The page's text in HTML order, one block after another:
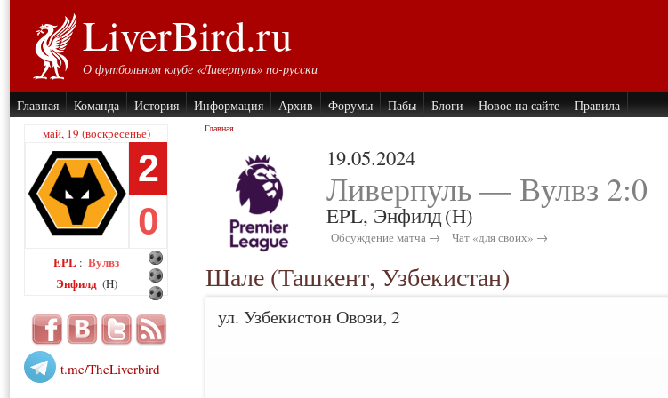
LiverBird.ru
О футбольном клубе «Ливерпуль» по-русски
Главная Команда История Информация Архив Форумы Пабы Блоги Новое на сайте Правила
май, 19 (воскресенье)
2
0
EPL : Вулвз
Энфилд (H)
t.me/TheLiverbird
Главная
19.05.2024
Ливерпуль — Вулвз 2:0
EPL, Энфилд(H)
Обсуждение матча → Чат «для своих» →
Шале (Ташкент, Узбекистан)
ул. Узбекистон Овози, 2